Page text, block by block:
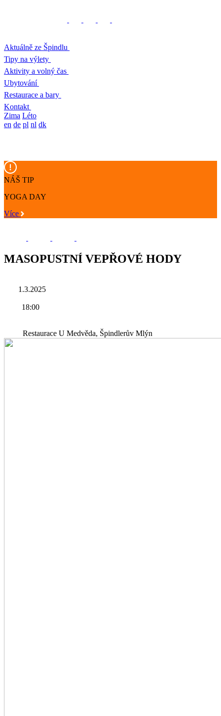
Aktuálně ze Špindlu
Tipy na výlety
Aktivity a volný čas
Ubytování
Restaurace a bary
Kontakt
Zima Léto
en de pl nl dk
NÁŠ TIP
YOGA DAY
Více
MASOPUSTNÍ VEPŘOVÉ HODY
1.3.2025
18:00
Restaurace U Medvěda, Špindlerův Mlýn